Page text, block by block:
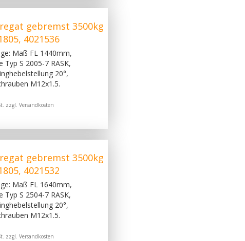
gebremst 3500kg
4021536
Maß FL 1440mm,
Typ S 2005-7 RASK,
20°,
M12x1.5.
zzgl. Versandkosten
gebremst 3500kg
4021532
Maß FL 1640mm,
Typ S 2504-7 RASK,
20°,
M12x1.5.
zzgl. Versandkosten